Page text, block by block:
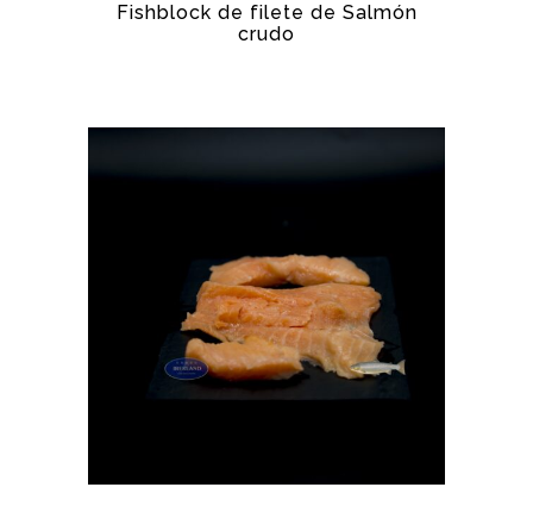
Fishblock de filete de Salmón
crudo